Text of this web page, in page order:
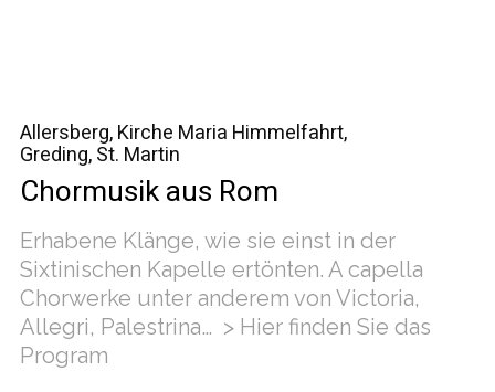
Allersberg, Kirche Maria Himmelfahrt
Greding, St. Martin
Chormusik aus Rom
Erhabene Klänge, wie sie einst in der
Sixtinischen Kapelle ertönten. A capella
Chorwerke unter anderem von Victoria,
Allegri, Palestrina… > Hier finden Sie das
Program